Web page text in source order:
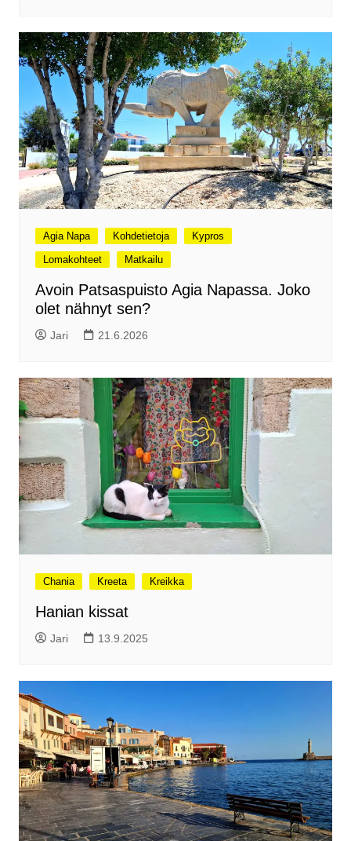
Agia Napa Kohdetietoja
Kypros
Lomakohteet
Matkailu
Avoin Patsaspuisto Agia Napassa. Joko
olet nähnyt sen?
Jari 21.6.2026
Chania Kreeta Kreikka
Hanian kissat
Jari 13.9.2025